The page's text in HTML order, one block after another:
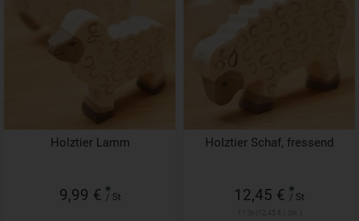
Holztier Lamm
9,99 € *
/ St
Holztier Schaf, fressend
12,45 € *
/ St